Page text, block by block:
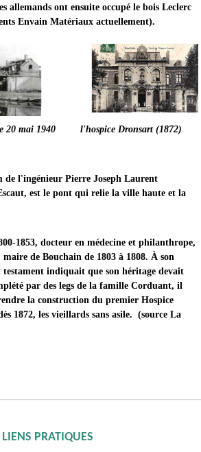
allemands ont ensuite occupé le bois Leclerc
Envain Matériaux actuellement).
20 mai 1940
l'hospice Dronsart (1872)
de l'ingénieur Pierre Joseph Laurent
est le pont qui relie la ville haute et la
1853, docteur en médecine et philanthrope,
de Bouchain de 1803 à 1808. À son
testament indiquait que son héritage devait
par des legs de la famille Corduant, il
la construction du premier Hospice
1872, les vieillards sans asile. (source La
LIENS PRATIQUES